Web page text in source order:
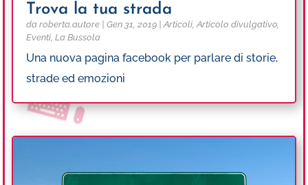
Trova la tua strada
daroberta.autore |Gen 31, 2019 |Articoli ,Articolo divulgativo
Eventi ,La Bussola
Una nuova pagina facebook per parlare di storie,
strade ed emozioni